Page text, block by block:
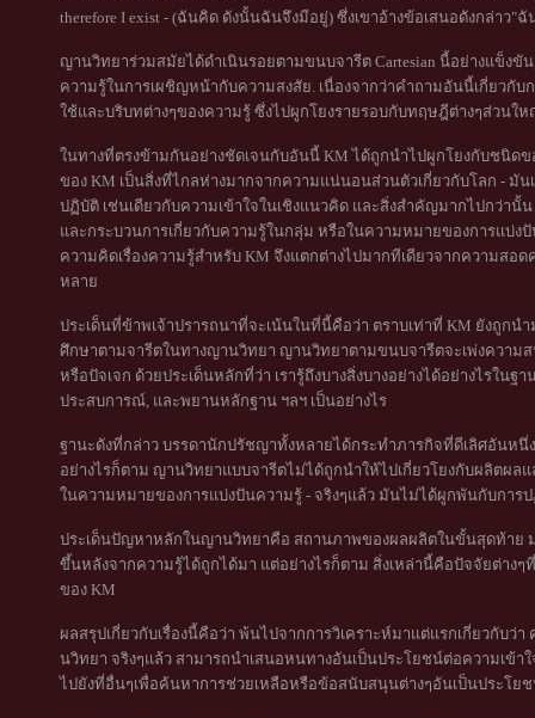
therefore I exist - (ฉันคิด ดังนั้นฉันจึงมีอยู่) ซึ่งเขาอ้างข้อเสนอดังกล่าว
ญานวิทยาร่วมสมัยได้ดำเนินรอยตามขนบจารีต Cartesian นี้อย่างแข็งขั
ความรู้ในการเผชิญหน้ากับความสงสัย. เนื่องจากว่าคำถามอันนี้เกี่ยวกับ
ใช้และบริบทต่างๆของความรู้ ซึ่งไปผูกโยงรายรอบกับทฤษฎีต่างๆส่วนใ
ในทางที่ตรงข้ามกันอย่างชัดเจนกับอันนี้ KM ได้ถูกนำไปผูกโยงกับชนิด
ของ KM เป็นสิ่งที่ไกลห่างมากจากความแน่นอนส่วนตัวเกี่ยวกับโลก - มัน
ปฏิบัติ เช่นเดียวกับความเข้าใจในเชิงแนวคิด และสิ่งสำคัญมากไปกว่านั้
และกระบวนการเกี่ยวกับความรู้ในกลุ่ม หรือในความหมายของการแบ่ง
ความคิดเรื่องความรู้สำหรับ KM จึงแตกต่างไปมากทีเดียวจากความสอ
หลาย
ประเด็นที่ข้าพเจ้าปรารถนาที่จะเน้นในที่นี้คือว่า ตราบเท่าที่ KM ยังถูก
ศึกษาตามจารีตในทางญานวิทยา ญานวิทยาตามขนบจารีตจะเพ่งความ
หรือปัจเจก ด้วยประเด็นหลักที่ว่า เรารู้ถึงบางสิ่งบางอย่างได้อย่างไรใน
ประสบการณ์, และพยานหลักฐาน ฯลฯ เป็นอย่างไร
ฐานะดังที่กล่าว บรรดานักปรัชญาทั้งหลายได้กระทำภารกิจที่ดีเลิศอันห
อย่างไรก็ตาม ญานวิทยาแบบจารีตไม่ได้ถูกนำให้ไปเกี่ยวโยงกับผลิตผ
ในความหมายของการแบ่งปันความรู้ - จริงๆแล้ว มันไม่ได้ผูกพันกับการ
ประเด็นปัญหาหลักในญานวิทยาคือ สถานภาพของผลผลิตในขั้นสุดท้าย
ขึ้นหลังจากความรู้ได้ถูกได้มา แต่อย่างไรก็ตาม สิ่งเหล่านี้คือปัจจัยต่าง
ของ KM
ผลสรุปเกี่ยวกับเรื่องนี้คือว่า พ้นไปจากการวิเคราะห์มาแต่แรกเกี่ยวกับ
นวิทยา จริงๆแล้ว สามารถนำเสนอหนทางอันเป็นประโยชน์ต่อความเข้า
ไปยังที่อื่นๆเพื่อค้นหาการช่วยเหลือหรือข้อสนับสนุนต่างๆอันเป็นประโย